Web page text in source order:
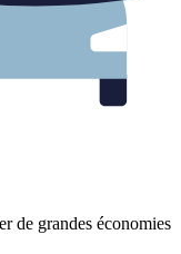
de grandes économies